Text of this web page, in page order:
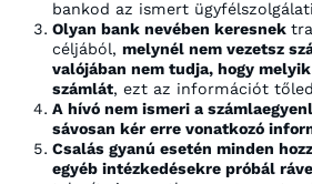
bankod az ismert
Olyan bank nevében keresnek
céljából, melynél nem vezetsz
valójában nem tudja, hogy
számlát, ezt az információt
A hívó nem ismeri a
sávosan kér erre vonatkozó
Csalás gyanú esetén minden
egyéb intézkedésekre próbál